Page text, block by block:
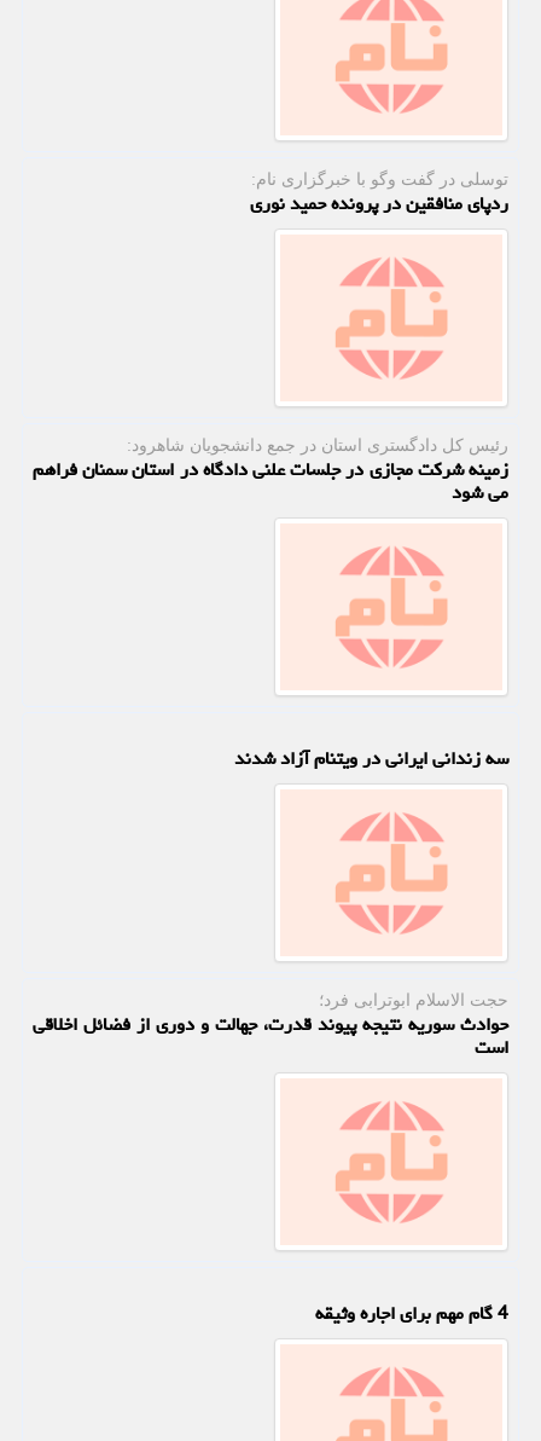
توسلی در گفت ‎وگو با خبرگزاری نام:
ردپای منافقین در پرونده حمید نوری
رئیس كل دادگستری استان در جمع دانشجویان شاهرود:
زمینه شرکت مجازی در جلسات علنی دادگاه در استان سمنان فراهم
می شود
سه زندانی ایرانی در ویتنام آزاد شدند
حجت الاسلام ابوترابی فرد؛
حوادث سوریه نتیجه پیوند قدرت، جهالت و دوری از فضائل اخلاقی
است
4 گام مهم برای اجاره وثیقه